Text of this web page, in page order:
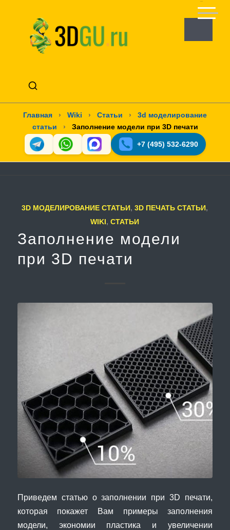
Главная › Wiki › Статьи ›
3d моделирование
статьи
› Заполнение модели при 3D печати
+7 (495) 532-6290
3D МОДЕЛИРОВАНИЕ СТАТЬИ,3D ПЕЧАТЬ СТАТЬИ,
WIKI,СТАТЬИ
Заполнение модели
при 3D печати
Приведем статью о заполнении при 3D печати,
которая покажет Вам примеры заполнения
модели, экономии пластика и увеличении